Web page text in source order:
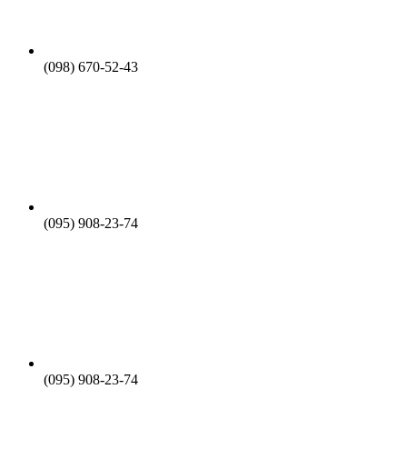
(098) 670-52-43
(095) 908-23-74
(095) 908-23-74